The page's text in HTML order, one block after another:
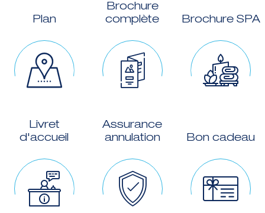
Plan
Brochure
complète
Brochure SPA
Livret
d'accueil
Assurance
annulation
Bon cadeau